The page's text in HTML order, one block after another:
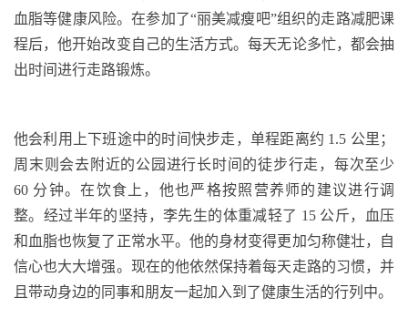
血脂等健康风险。在参加了“丽美减瘦吧”组织的走路减肥课
程后，他开始改变自己的生活方式。每天无论多忙，都会抽
出时间进行走路锻炼。
他会利用上下班途中的时间快步走，单程距离约 1.5 公里；
周末则会去附近的公园进行长时间的徒步行走，每次至少
60 分钟。在饮食上，他也严格按照营养师的建议进行调
整。经过半年的坚持，李先生的体重减轻了 15 公斤，血压
和血脂也恢复了正常水平。他的身材变得更加匀称健壮，自
信心也大大增强。现在的他依然保持着每天走路的习惯，并
且带动身边的同事和朋友一起加入到了健康生活的行列中。